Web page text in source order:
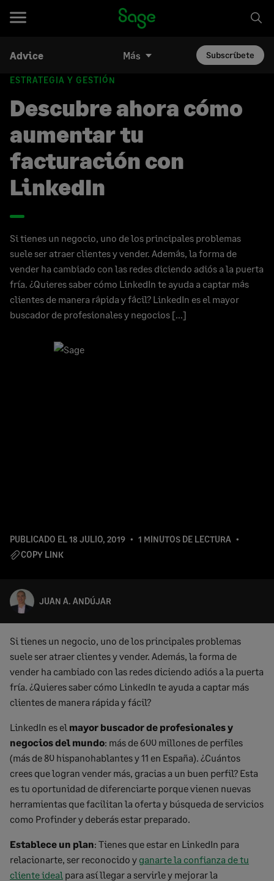
Advice Más Subscríbete
ESTRATEGIA Y GESTIÓN
Descubre ahora cómo
aumentar tu
facturación con
LinkedIn
Si tienes un negocio, uno de los principales problemas
suele ser atraer clientes y vender. Además, la forma de
vender ha cambiado con las redes diciendo adiós a la puerta
fría. ¿Quieres saber cómo LinkedIn te ayuda a captar más
clientes de manera rápida y fácil? LinkedIn es el mayor
buscador de profesionales y negocios […]
PUBLICADO EL18 JULIO, 2019
1 MINUTOS DE LECTURA
COPY LINK
JUAN A. ANDÚJAR
Si tienes un negocio, uno de los principales problemas
suele ser atraer clientes y vender. Además, la forma de
vender ha cambiado con las redes diciendo adiós a la puerta
fría. ¿Quieres saber cómo LinkedIn te ayuda a captar más
clientes de manera rápida y fácil?
LinkedIn es el mayor buscador de profesionales y
negocios del mundo: más de 600 millones de perfiles
(más de 80 hispanohablantes y 11 en España). ¿Cuántos
crees que logran vender más, gracias a un buen perfil? Esta
es tu oportunidad de diferenciarte porque vienen nuevas
herramientas que facilitan la oferta y búsqueda de servicios
como Profinder y deberás estar preparado.
Establece un plan: Tienes que estar en LinkedIn para
relacionarte, ser reconocido y ganarte la confianza de tu
cliente ideal para así llegar a servirle y mejorar la